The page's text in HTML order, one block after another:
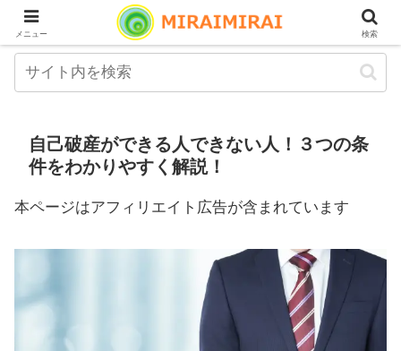
自己破産ができる人できない人！３つの条
件をわかりやすく解説！
本ページはアフィリエイト広告が含まれています
メニュー 検索